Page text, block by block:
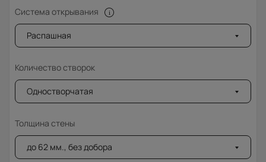
Система открывания
Распашная
Количество створок
Одностворчатая
Толщина стены
до 62 мм., без добора